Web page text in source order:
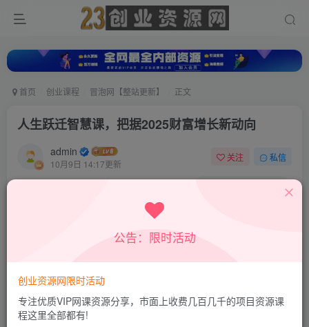
首页 创业课程 冒泡网【整站更新】 正文
人生跃迁智慧课，把据2025财富增长新动向
admin
10月9日 14:17更新
关注 私信
0 787 242
此内容为付费资源，请付费后查看
9.9
超级会员 免费 钻石会员 免费
公告：限时活动
创业资源网限时活动
专注优质VIP网课资源分享，市面上收费几百几千的项目资源课
程这里全部都有!